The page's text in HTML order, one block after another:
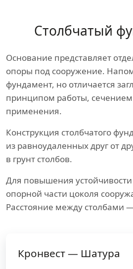
Столбчатый
Основание представляет
опоры под сооружение.
фундамент, но отличается
принципом работы,
применения.
Конструкция столбчатого
из равноудаленных друг от
в грунт столбов.
Для повышения устойчивости
опорной части цоколя
Расстояние между столбами
Кронвест — Шатура